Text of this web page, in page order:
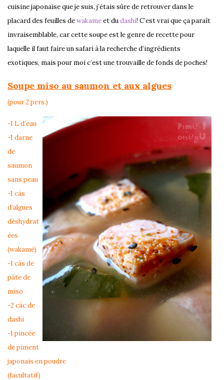
cuisine japonaise que je suis, j’étais sûre de retrouver dans le
placard des feuilles dewakameet dudashi! C’est vrai que ça paraît
invraisemblable, car cette soupe est le genre de recette pour
laquelle il faut faire un safari à la recherche d’ingrédients
exotiques, mais pour moi c’est une trouvaille de fonds de poches!
Soupe miso au saumon et aux algues
(pour 2 pers.)
-1 L d’eau
-1 darne
de
saumon
sans peau
-1 càs
d’algues
déshydrat
ées
(wakamé)
-1 càs de
pâte de
miso
-2 càc de
dashi
-1 pincée
de piment
japonais en poudre
(facultatif)